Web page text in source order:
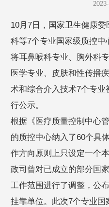
10月7日，国家卫生健康
科等7个专业国家级质控中
将耳鼻喉科专业、胸外科
医学专业、皮肤和性传播
术和综合介入技术7个专
行公示。
根据《医疗质量控制中心
的质控中心纳入了60个具
作方向原则上只设定一个
政司曾对已成立的部分国
工作范围进行了调整，公
挂靠单位。此次7个专业